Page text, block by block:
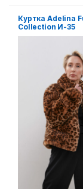
Куртка Adelina
Collection И-35